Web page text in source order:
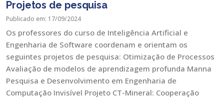
Projetos de pesquisa
Publicado em: 17/09/2024
Os professores do curso de Inteligência Artificial e
Engenharia de Software coordenam e orientam os
seguintes projetos de pesquisa: Otimização de Processos
Avaliação de modelos de aprendizagem profunda Manna
Pesquisa e Desenvolvimento em Engenharia de
Computação Invisível Projeto CT-Mineral: Cooperação